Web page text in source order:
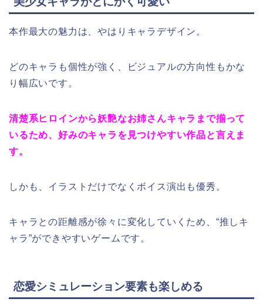
本作最大の魅力は、やはりキャラデザイン。
どのキャラも個性が強く、ビジュアルの方向性もかな
り幅広いです。
清楚系ヒロインから妖艶なお姉さんキャラまで揃って
いるため、好みのキャラを見つけやすい作品と言えま
す。
しかも、イラストだけでなくボイス演出も優秀。
キャラとの距離感が徐々に変化していくため、“推しキ
ャラ”ができやすいゲームです。
恋愛シミュレーション要素も楽しめる